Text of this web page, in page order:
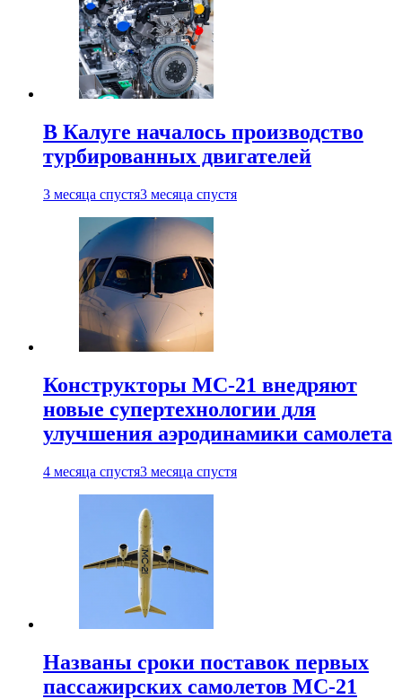
В Калуге началось производство
турбированных двигателей
3 месяца спустя3 месяца спустя
Конструкторы МС-21 внедряют
новые супертехнологии для
улучшения аэродинамики самолета
4 месяца спустя3 месяца спустя
Названы сроки поставок первых
пассажирских самолетов МС-21